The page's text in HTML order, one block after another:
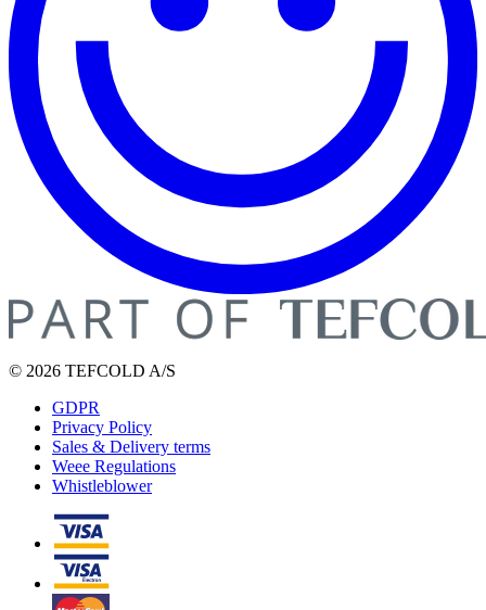
© 2026 TEFCOLD A/S
GDPR
Privacy Policy
Sales & Delivery terms
Weee Regulations
Whistleblower